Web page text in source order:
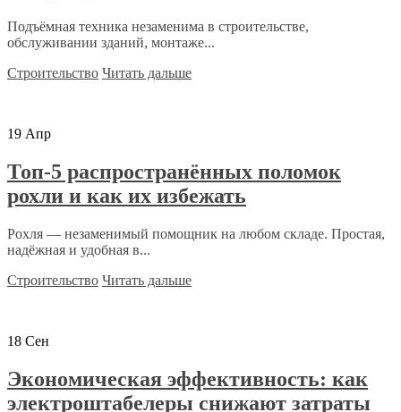
Подъёмная техника незаменима в строительстве,
обслуживании зданий, монтаже...
Строительство Читать дальше
19 Апр
Топ-5 распространённых поломок
рохли и как их избежать
Рохля — незаменимый помощник на любом складе. Простая,
надёжная и удобная в...
Строительство Читать дальше
18 Сен
Экономическая эффективность: как
электроштабелеры снижают затраты